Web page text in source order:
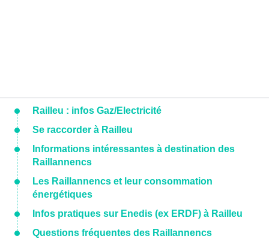
Railleu : infos Gaz/Electricité
Se raccorder à Railleu
Informations intéressantes à destination des
Raillannencs
Les Raillannencs et leur consommation
énergétiques
Infos pratiques sur Enedis (ex ERDF) à Railleu
Questions fréquentes des Raillannencs